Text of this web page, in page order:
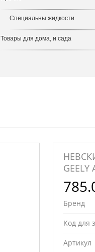
Специальны жидкости
Товары для дома, и сада
GEELY
Бренд
Код для
Артикул